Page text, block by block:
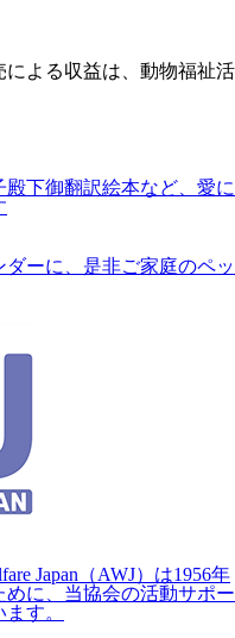
よる収益は、動物福祉活
下御翻訳絵本など、愛に
ーに、是非ご家庭のペッ
Japan（AWJ）は1956年
に、当協会の活動サポー
す。